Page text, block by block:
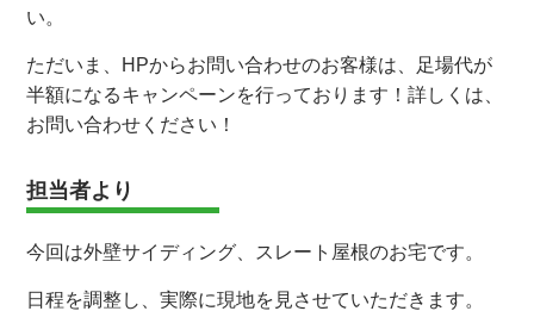
い。
ただいま、HPからお問い合わせのお客様は、足場代が
半額になるキャンペーンを行っております！詳しくは、
お問い合わせください！
担当者より
今回は外壁サイディング、スレート屋根のお宅です。
日程を調整し、実際に現地を見させていただきます。